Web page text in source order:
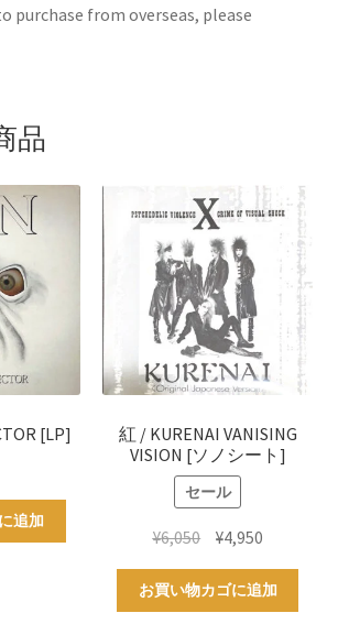
r
purchase from overseas, please
品
[LP]
追加
紅 / KURENAI VANISING
VISION [ソノシート]
セール
¥6,050
元
価
格
¥4,950
の
価
お買い物カゴに追加